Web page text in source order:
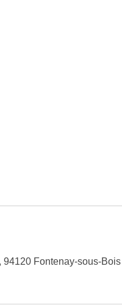
94120 Fontenay-sous-Bois